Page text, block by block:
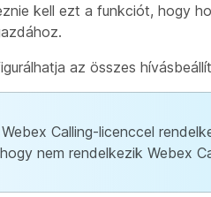
kell ezt a funkciót, hogy
az összes
Calling-licenccel
nem rendelkezik Webex